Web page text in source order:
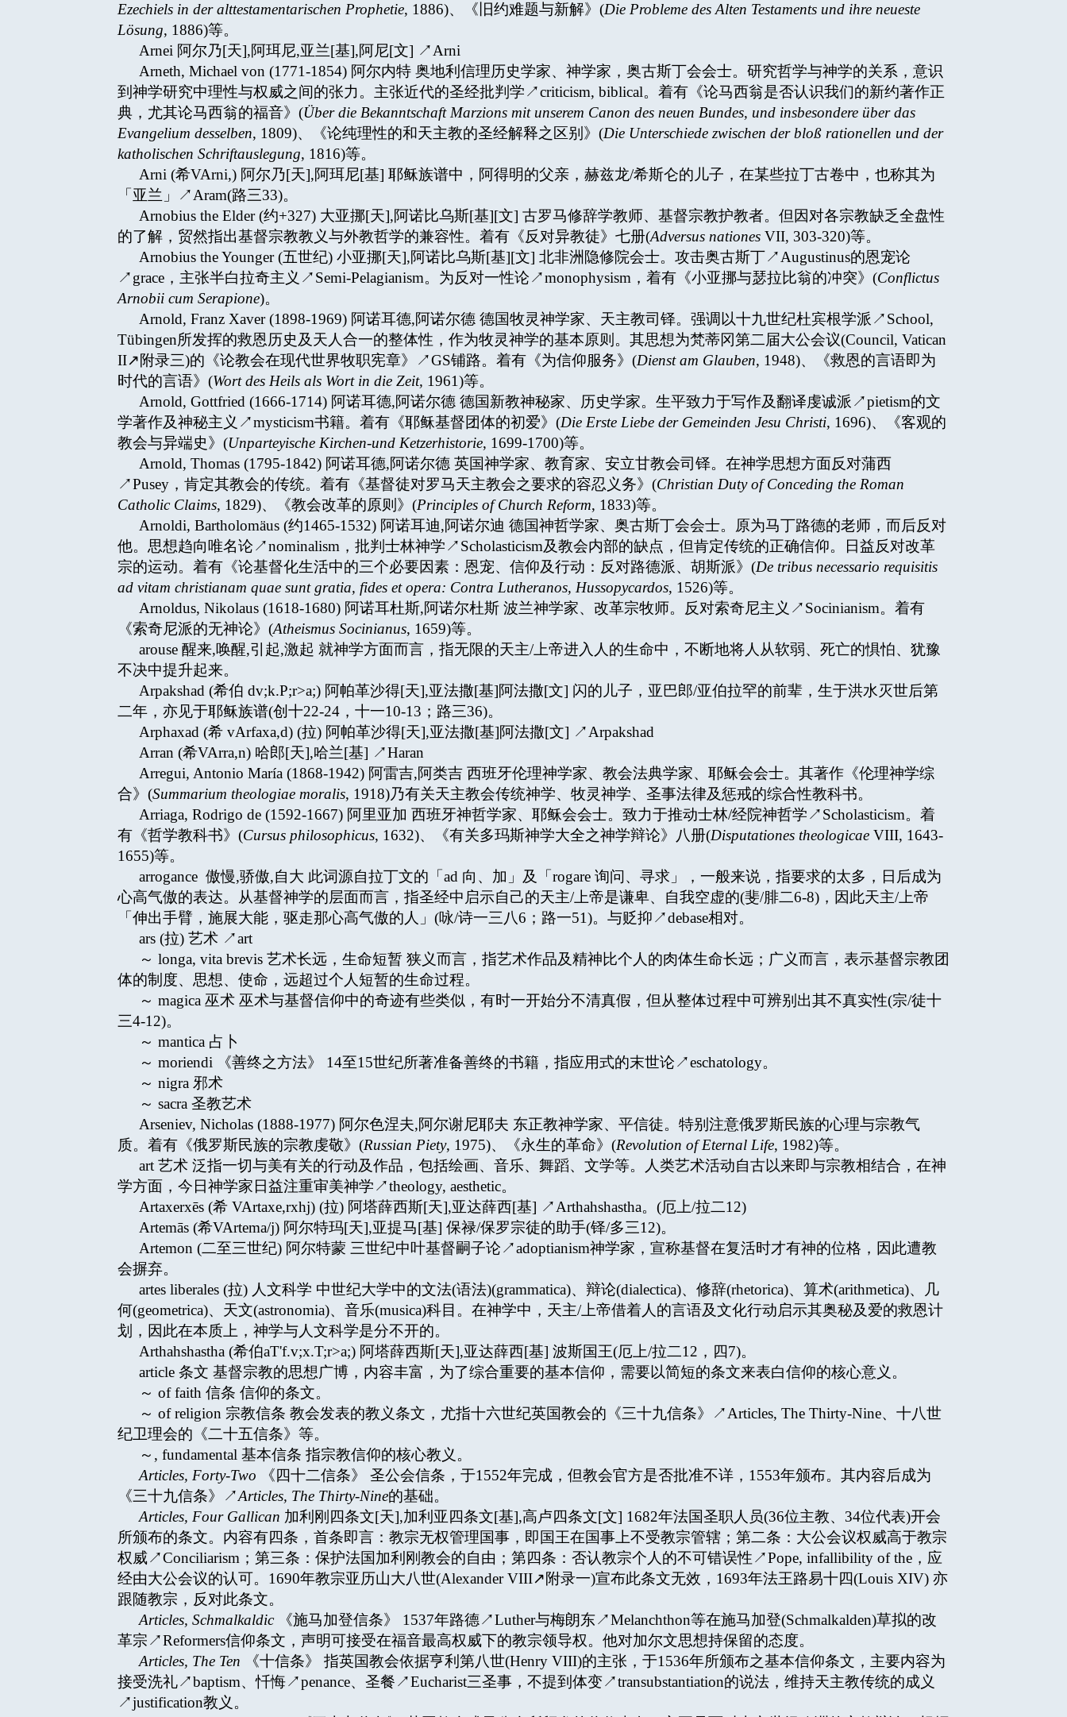
Ezechiels in der alttestamentarischen Prophetie, 1886)、《旧约难题与新解》(Die Probleme des Alten Testaments und ihre neueste
Lösung, 1886)等。
Arnei 阿尔乃[天],阿珥尼,亚兰[基],阿尼[文] ↗Arni
Arneth, Michael von (1771-1854) 阿尔内特 奥地利信理历史学家、神学家，奥古斯丁会会士。研究哲学与神学的关系，意识
到神学研究中理性与权威之间的张力。主张近代的圣经批判学↗criticism, biblical。着有《论马西翁是否认识我们的新约著作正
典，尤其论马西翁的福音》(Über die Bekanntschaft Marzions mit unserem Canon des neuen Bundes, und insbesondere über das
Evangelium desselben, 1809)、《论纯理性的和天主教的圣经解释之区别》(Die Unterschiede zwischen der bloß rationellen und der
katholischen Schriftauslegung, 1816)等。
Arni (希VArni,) 阿尔乃[天],阿珥尼[基] 耶稣族谱中，阿得明的父亲，赫兹龙/希斯仑的儿子，在某些拉丁古卷中，也称其为
「亚兰」↗Aram(路三33)。
Arnobius the Elder (约+327) 大亚挪[天],阿诺比乌斯[基][文] 古罗马修辞学教师、基督宗教护教者。但因对各宗教缺乏全盘性
的了解，贸然指出基督宗教教义与外教哲学的兼容性。着有《反对异教徒》七册(Adversus nationes VII, 303-320)等。
Arnobius the Younger (五世纪) 小亚挪[天],阿诺比乌斯[基][文] 北非洲隐修院会士。攻击奥古斯丁↗Augustinus的恩宠论
↗grace，主张半白拉奇主义↗Semi-Pelagianism。为反对一性论↗monophysism，着有《小亚挪与瑟拉比翁的冲突》(Conflictus
Arnobii cum Serapione)。
Arnold, Franz Xaver (1898-1969) 阿诺耳德,阿诺尔德 德国牧灵神学家、天主教司铎。强调以十九世纪杜宾根学派↗School,
Tübingen所发挥的救恩历史及天人合一的整体性，作为牧灵神学的基本原则。其思想为梵蒂冈第二届大公会议(Council, Vatican
II↗附录三)的《论教会在现代世界牧职宪章》↗GS铺路。着有《为信仰服务》(Dienst am Glauben, 1948)、《救恩的言语即为
时代的言语》(Wort des Heils als Wort in die Zeit, 1961)等。
Arnold, Gottfried (1666-1714) 阿诺耳德,阿诺尔德 德国新教神秘家、历史学家。生平致力于写作及翻译虔诚派↗pietism的文
学著作及神秘主义↗mysticism书籍。着有《耶稣基督团体的初爱》(Die Erste Liebe der Gemeinden Jesu Christi, 1696)、《客观的
教会与异端史》(Unparteyische Kirchen-und Ketzerhistorie, 1699-1700)等。
Arnold, Thomas (1795-1842) 阿诺耳德,阿诺尔德 英国神学家、教育家、安立甘教会司铎。在神学思想方面反对蒲西
↗Pusey，肯定其教会的传统。着有《基督徒对罗马天主教会之要求的容忍义务》(Christian Duty of Conceding the Roman
Catholic Claims, 1829)、《教会改革的原则》(Principles of Church Reform, 1833)等。
Arnoldi, Bartholomäus (约1465-1532) 阿诺耳迪,阿诺尔迪 德国神哲学家、奥古斯丁会会士。原为马丁路德的老师，而后反对
他。思想趋向唯名论↗nominalism，批判士林神学↗Scholasticism及教会内部的缺点，但肯定传统的正确信仰。日益反对改革
宗的运动。着有《论基督化生活中的三个必要因素：恩宠、信仰及行动：反对路德派、胡斯派》(De tribus necessario requisitis
ad vitam christianam quae sunt gratia, fides et opera: Contra Lutheranos, Hussopycardos, 1526)等。
Arnoldus, Nikolaus (1618-1680) 阿诺耳杜斯,阿诺尔杜斯 波兰神学家、改革宗牧师。反对索奇尼主义↗Socinianism。着有
《索奇尼派的无神论》(Atheismus Socinianus, 1659)等。
arouse 醒来,唤醒,引起,激起 就神学方面而言，指无限的天主/上帝进入人的生命中，不断地将人从软弱、死亡的惧怕、犹豫
不决中提升起来。
Arpakshad (希伯 dv;k.P;r>a;) 阿帕革沙得[天],亚法撒[基]阿法撒[文] 闪的儿子，亚巴郎/亚伯拉罕的前辈，生于洪水灭世后第
二年，亦见于耶稣族谱(创十22-24，十一10-13；路三36)。
Arphaxad (希 vArfaxa,d) (拉) 阿帕革沙得[天],亚法撒[基]阿法撒[文] ↗Arpakshad
Arran (希VArra,n) 哈郎[天],哈兰[基] ↗Haran
Arregui, Antonio María (1868-1942) 阿雷吉,阿类吉 西班牙伦理神学家、教会法典学家、耶稣会会士。其著作《伦理神学综
合》(Summarium theologiae moralis, 1918)乃有关天主教会传统神学、牧灵神学、圣事法律及惩戒的综合性教科书。
Arriaga, Rodrigo de (1592-1667) 阿里亚加 西班牙神哲学家、耶稣会会士。致力于推动士林/经院神哲学↗Scholasticism。着
有《哲学教科书》(Cursus philosophicus, 1632)、《有关多玛斯神学大全之神学辩论》八册(Disputationes theologicae VIII, 1643-
1655)等。
arrogance 傲慢,骄傲,自大 此词源自拉丁文的「ad 向、加」及「rogare 询问、寻求」，一般来说，指要求的太多，日后成为
心高气傲的表达。从基督神学的层面而言，指圣经中启示自己的天主/上帝是谦卑、自我空虚的(斐/腓二6-8)，因此天主/上帝
「伸出手臂，施展大能，驱走那心高气傲的人」(咏/诗一三八6；路一51)。与贬抑↗debase相对。
ars (拉) 艺术 ↗art
～ longa, vita brevis 艺术长远，生命短暂 狭义而言，指艺术作品及精神比个人的肉体生命长远；广义而言，表示基督宗教团
体的制度、思想、使命，远超过个人短暂的生命过程。
～ magica 巫术 巫术与基督信仰中的奇迹有些类似，有时一开始分不清真假，但从整体过程中可辨别出其不真实性(宗/徒十
三4-12)。
～ mantica 占卜
～ moriendi 《善终之方法》 14至15世纪所著准备善终的书籍，指应用式的末世论↗eschatology。
～ nigra 邪术
～ sacra 圣教艺术
Arseniev, Nicholas (1888-1977) 阿尔色涅夫,阿尔谢尼耶夫 东正教神学家、平信徒。特别注意俄罗斯民族的心理与宗教气
质。着有《俄罗斯民族的宗教虔敬》(Russian Piety, 1975)、《永生的革命》(Revolution of Eternal Life, 1982)等。
art 艺术 泛指一切与美有关的行动及作品，包括绘画、音乐、舞蹈、文学等。人类艺术活动自古以来即与宗教相结合，在神
学方面，今日神学家日益注重审美神学↗theology, aesthetic。
Artaxerxēs (希 VArtaxe,rxhj) (拉) 阿塔薛西斯[天],亚达薛西[基] ↗Arthahshastha。(厄上/拉二12)
Artemās (希VArtema/j) 阿尔特玛[天],亚提马[基] 保禄/保罗宗徒的助手(铎/多三12)。
Artemon (二至三世纪) 阿尔特蒙 三世纪中叶基督嗣子论↗adoptianism神学家，宣称基督在复活时才有神的位格，因此遭教
会摒弃。
artes liberales (拉) 人文科学 中世纪大学中的文法(语法)(grammatica)、辩论(dialectica)、修辞(rhetorica)、算术(arithmetica)、几
何(geometrica)、天文(astronomia)、音乐(musica)科目。在神学中，天主/上帝借着人的言语及文化行动启示其奥秘及爱的救恩计
划，因此在本质上，神学与人文科学是分不开的。
Arthahshastha (希伯aT'f.v;x.T;r>a;) 阿塔薛西斯[天],亚达薛西[基] 波斯国王(厄上/拉二12，四7)。
article 条文 基督宗教的思想广博，内容丰富，为了综合重要的基本信仰，需要以简短的条文来表白信仰的核心意义。
～ of faith 信条 信仰的条文。
～ of religion 宗教信条 教会发表的教义条文，尤指十六世纪英国教会的《三十九信条》↗Articles, The Thirty-Nine、十八世
纪卫理会的《二十五信条》等。
～, fundamental 基本信条 指宗教信仰的核心教义。
Articles, Forty-Two 《四十二信条》 圣公会信条，于1552年完成，但教会官方是否批准不详，1553年颁布。其内容后成为
《三十九信条》↗Articles, The Thirty-Nine的基础。
Articles, Four Gallican 加利刚四条文[天],加利亚四条文[基],高卢四条文[文] 1682年法国圣职人员(36位主教、34位代表)开会
所颁布的条文。内容有四条，首条即言：教宗无权管理国事，即国王在国事上不受教宗管辖；第二条：大公会议权威高于教宗
权威↗Conciliarism；第三条：保护法国加利刚教会的自由；第四条：否认教宗个人的不可错误性↗Pope, infallibility of the，应
经由大公会议的认可。1690年教宗亚历山大八世(Alexander VIII↗附录一)宣布此条文无效，1693年法王路易十四(Louis XIV) 亦
跟随教宗，反对此条文。
Articles, Schmalkaldic《施马加登信条》 1537年路德↗Luther与梅朗东↗Melanchthon等在施马加登(Schmalkalden)草拟的改
革宗↗Reformers信仰条文，声明可接受在福音最高权威下的教宗领导权。他对加尔文思想持保留的态度。
Articles, The Ten
《十信条》 指英国教会依据亨利第八世(Henry VIII)的主张，于1536年所颁布之基本信仰条文，主要内容为
接受洗礼↗baptism、忏悔↗penance、圣餐↗Eucharist三圣事，不提到体变↗transubstantiation的说法，维持天主教传统的成义
↗justification教义。